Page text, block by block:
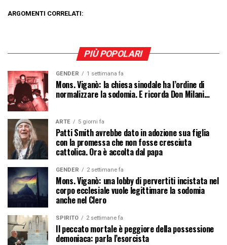
ARGOMENTI CORRELATI:
PIÙ POPOLARI
GENDER 1 settimana fa
Mons. Viganò: la chiesa sinodale ha l’ordine di
normalizzare la sodomia. E ricorda Don Milani…
ARTE 5 giorni fa
Patti Smith avrebbe dato in adozione sua figlia
con la promessa che non fosse cresciuta
cattolica. Ora è accolta dal papa
GENDER 2 settimane fa
Mons. Viganò: una lobby di pervertiti incistata nel
corpo ecclesiale vuole legittimare la sodomia
anche nel Clero
SPIRITO 2 settimane fa
Il peccato mortale è peggiore della possessione
demoniaca: parla l’esorcista